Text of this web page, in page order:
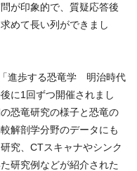
が印象的で、質疑応答後
めて長い列ができまし
進歩する恐竜学 明治時代
に1回ずつ開催されまし
恐竜研究の様子と恐竜の
解剖学分野のデータにも
究、 CTスキャナやシンク
研究例などが紹介された